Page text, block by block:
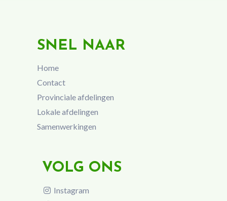
SNEL NAAR
Home
Contact
Provinciale afdelingen
Lokale afdelingen
Samenwerkingen
VOLG ONS
Instagram